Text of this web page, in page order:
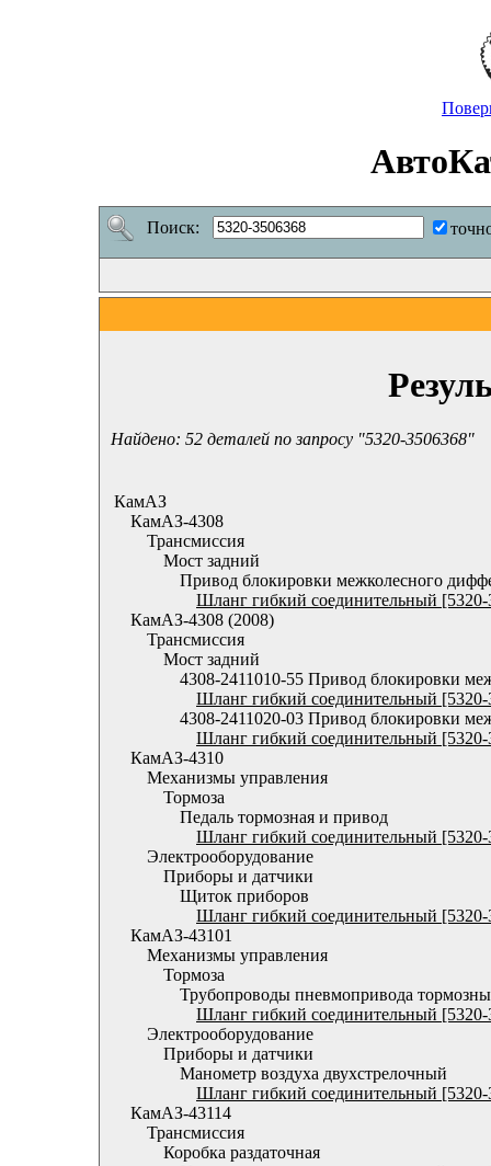
Поиск:
Найдено: 52 деталей по запросу "5320-3506368"
КамАЗ
КамАЗ-4308
Трансмиссия
Мост задний
Привод блокировки межколесного
Шланг гибкий соединительный [5320-
КамАЗ-4308 (2008)
Трансмиссия
Мост задний
4308-2411010-55 Привод блокировки
Шланг гибкий соединительный [5320-
4308-2411020-03 Привод блокировки
Шланг гибкий соединительный [5320-
КамАЗ-4310
Механизмы управления
Тормоза
Педаль тормозная и привод
Шланг гибкий соединительный [5320-
Электрооборудование
Приборы и датчики
Щиток приборов
Шланг гибкий соединительный [5320-
КамАЗ-43101
Механизмы управления
Тормоза
Трубопроводы пневмопривода
Шланг гибкий соединительный [5320-
Электрооборудование
Приборы и датчики
Манометр воздуха двухстрелочный
Шланг гибкий соединительный [5320-
КамАЗ-43114
Трансмиссия
Коробка раздаточная